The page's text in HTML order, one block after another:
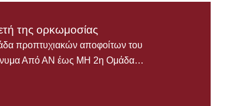
της ορκωμοσίας
προπτυχιακών αποφοίτων του
Από ΑΝ έως ΜΗ 2η Ομάδα…